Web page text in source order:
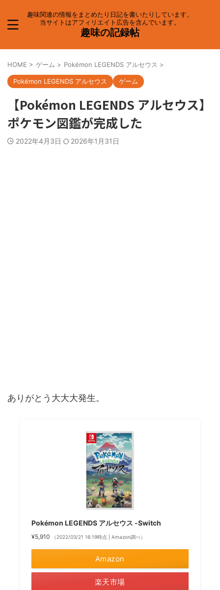
趣味関連の情報をまとめたり日記を書いたりしています。
当サイトはアフィリエイト広告を含んでいます。
趣味の記録帖
HOME > ゲーム > Pokémon LEGENDS アルセウス >
Pokémon LEGENDS アルセウス ゲーム
【Pokémon LEGENDS アルセウス】
ポケモン図鑑が完成した
2022年4月3日 2026年1月31日
ありがとう大大大発生。
Pokémon LEGENDS アルセウス -Switch
¥5,910 （2022/03/21 16:19時点 | Amazon調べ）
Amazon
楽天市場